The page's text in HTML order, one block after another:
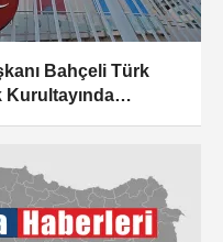
Bahçeli Türk